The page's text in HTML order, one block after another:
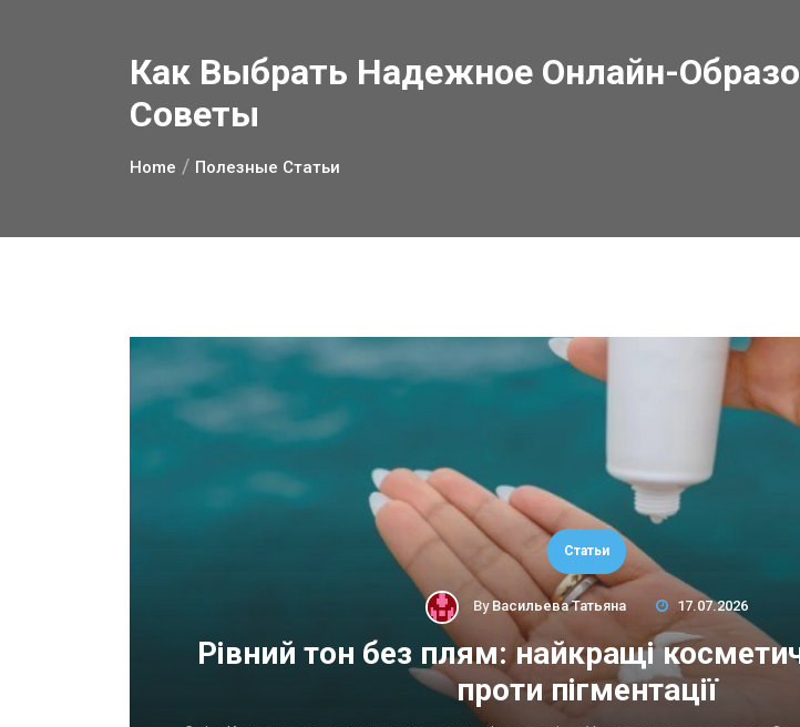
Как Выбрать Надежное Онлайн-
Советы
Home Полезные Статьи
Статьи
By Васильева Татьяна 17.07.2026
Рівний тон без плям: найкращі
проти пігментації